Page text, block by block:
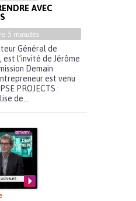
AVEC
5 minutes
Général de
est l’invité de Jérôme
Demain
est venu
PROJECTS :
de...